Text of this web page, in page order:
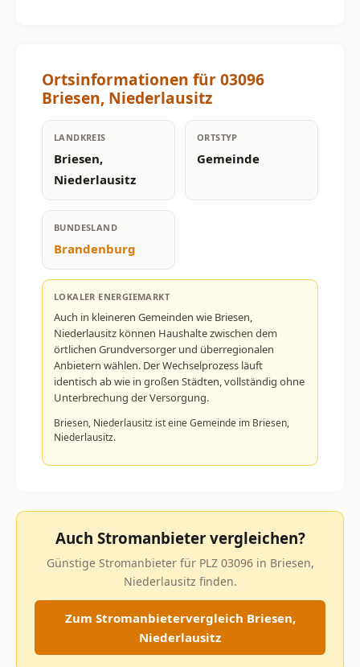
Ortsinformationen für 03096
Briesen, Niederlausitz
LANDKREIS
Briesen,
Niederlausitz
ORTSTYP
Gemeinde
BUNDESLAND
Brandenburg
LOKALER ENERGIEMARKT
Auch in kleineren Gemeinden wie Briesen,
Niederlausitz können Haushalte zwischen dem
örtlichen Grundversorger und überregionalen
Anbietern wählen. Der Wechselprozess läuft
identisch ab wie in großen Städten, vollständig ohne
Unterbrechung der Versorgung.
Briesen, Niederlausitz ist eine Gemeinde im Briesen,
Niederlausitz.
Auch Stromanbieter vergleichen?
Günstige Stromanbieter für PLZ 03096 in Briesen,
Niederlausitz finden.
Zum Stromanbietervergleich Briesen,
Niederlausitz